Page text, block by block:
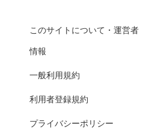
このサイトについて・運営者
情報
一般利用規約
利用者登録規約
プライバシーポリシー